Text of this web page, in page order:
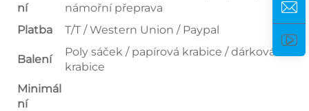
ní
námořní přeprava
Platba
T/T / Western Union / Paypal
Balení
Poly sáček / papírová krabice / dárková
krabice
Minimál
ní